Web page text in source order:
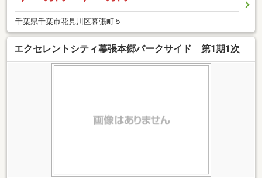
千葉県千葉市花見川区幕張町５
エクセレントシティ幕張本郷パークサイド 第1期1次